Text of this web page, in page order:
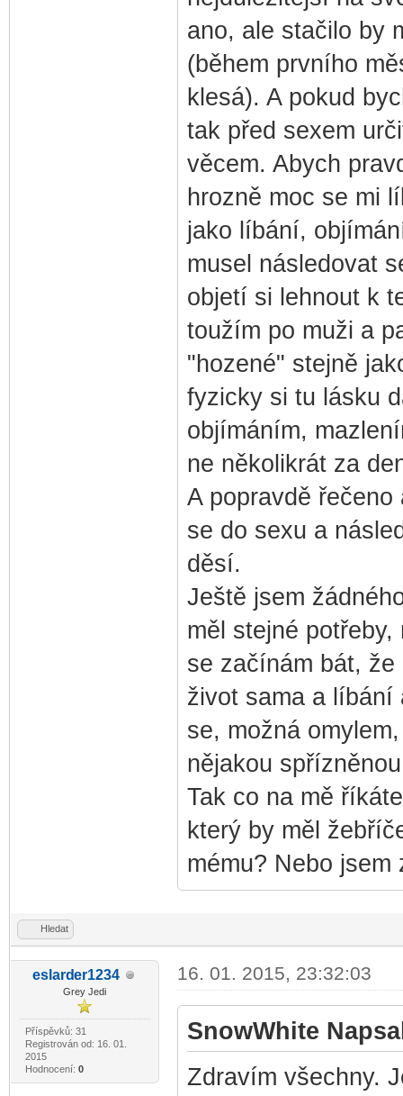
ano, ale stačilo by
(během prvního
klesá). A pokud
tak před sexem
věcem. Abych
hrozně moc se mi
jako líbání,
musel následovat
objetí si lehnout k
toužím po muži a
"hozené" stejně
fyzicky si tu lásku
objímáním,
ne několikrát za
A popravdě
se do sexu a
děsí.
Ještě jsem
měl stejné
se začínám bát,
život sama a líbání
se, možná
nějakou
Tak co na mě
který by měl
mému? Nebo
Hledat
eslarder1234
Grey Jedi
Příspěvků: 31
Registrován od: 16. 01.
2015
Hodnocení: 0
16. 01. 2015, 23:32:03
SnowWhite
Zdravím všechny.